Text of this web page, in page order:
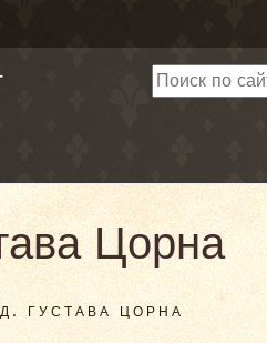
Цорна
ГУСТАВА ЦОРНА